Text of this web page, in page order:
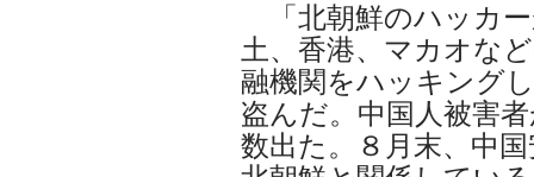
「北朝鮮のハッカ
土、香港、マカオな
融機関をハッキング
盗んだ。中国人被害
数出た。８月末、中